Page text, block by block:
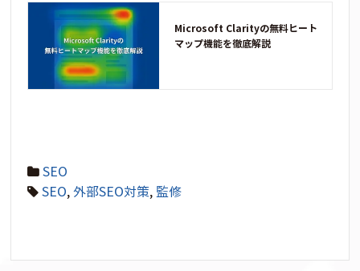
Microsoft Clarityの無料ヒート
マップ機能を徹底解説
SEO
SEO,外部SEO対策, 監修